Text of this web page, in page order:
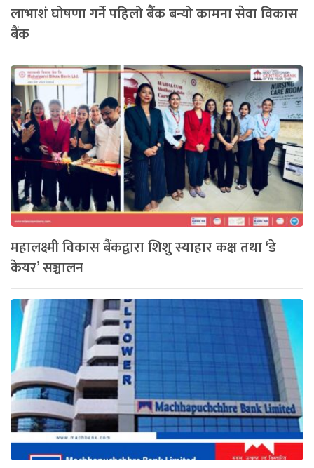
लाभाशं घोषणा गर्ने पहिलो बैंक बन्यो कामना सेवा विकास
बैंक
महालक्ष्मी विकास बैंकद्वारा शिशु स्याहार कक्ष तथा ‘डे
केयर’ सञ्चालन